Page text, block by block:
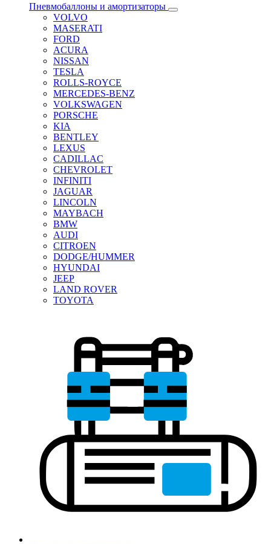
Пневмобаллоны и амортизаторы
VOLVO
MASERATI
FORD
ACURA
NISSAN
TESLA
ROLLS-ROYCE
MERCEDES-BENZ
VOLKSWAGEN
PORSCHE
KIA
BENTLEY
LEXUS
CADILLAC
CHEVROLET
INFINITI
JAGUAR
LINCOLN
MAYBACH
BMW
AUDI
CITROEN
DODGE/HUMMER
HYUNDAI
JEEP
LAND ROVER
TOYOTA